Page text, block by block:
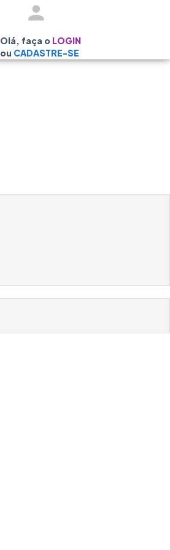
Olá, faça o LOGIN
ou CADASTRE-SE